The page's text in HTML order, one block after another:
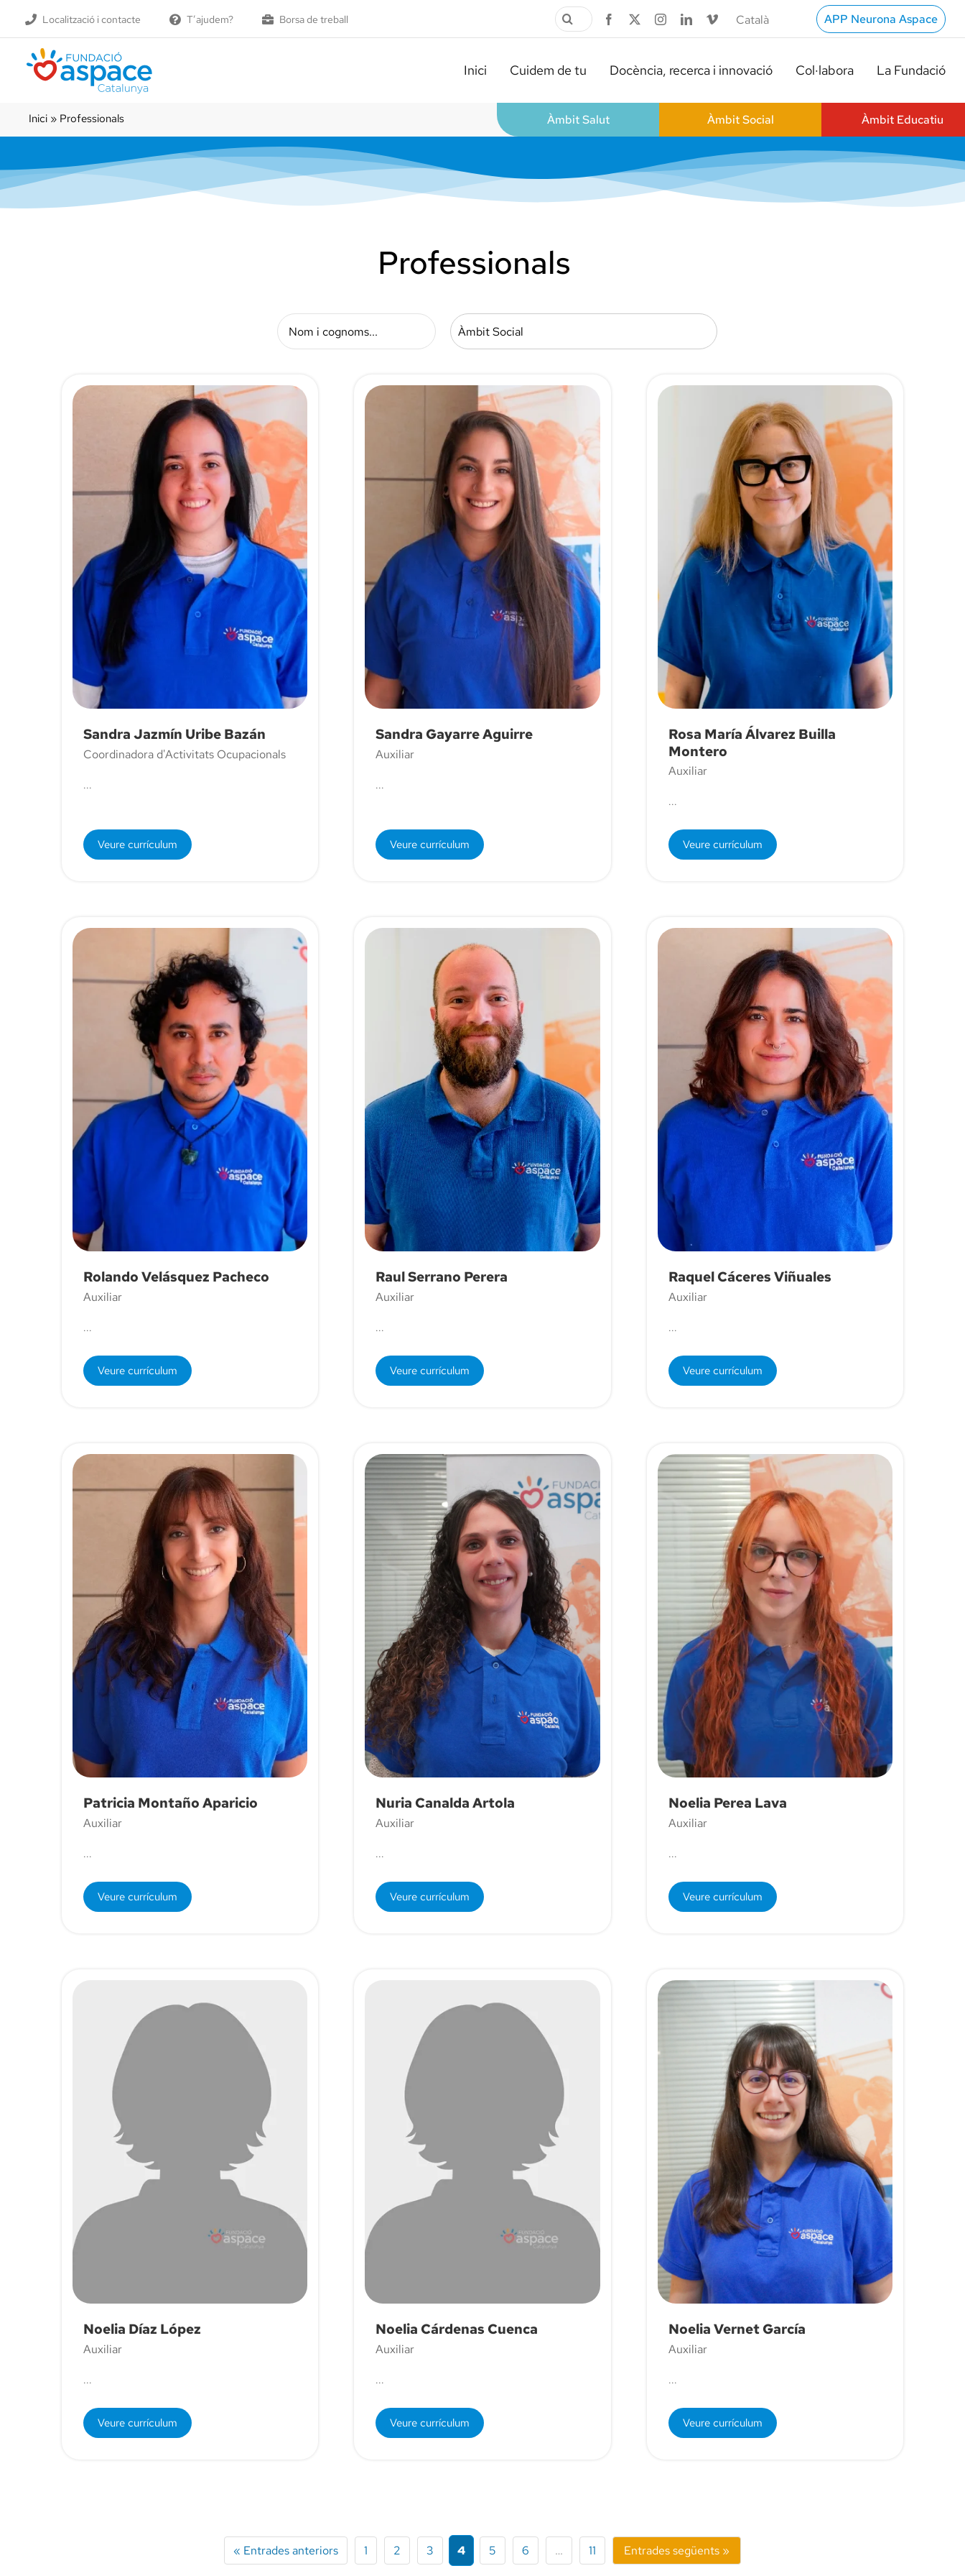
Localització i contacte T’ajudem? Borsa de treball
Cerca
…
APP Neurona Aspace
Inici Cuidem de tu Docència, recerca i innovació Col·labora La Fundació
Inici » Professionals Àmbit Salut Àmbit Social Àmbit Educatiu
Professionals
Sandra Jazmín Uribe Bazán
Coordinadora d'Activitats Ocupacionals
...
Veure currículum
Sandra Gayarre Aguirre
Auxiliar
...
Veure currículum
Rosa María Álvarez Builla
Montero
Auxiliar
...
Veure currículum
Rolando Velásquez Pacheco
Auxiliar
...
Veure currículum
Raul Serrano Perera
Auxiliar
...
Veure currículum
Raquel Cáceres Viñuales
Auxiliar
...
Veure currículum
Patricia Montaño Aparicio
Auxiliar
...
Veure currículum
Nuria Canalda Artola
Auxiliar
...
Veure currículum
Noelia Perea Lava
Auxiliar
...
Veure currículum
Noelia Díaz López
Auxiliar
...
Veure currículum
Noelia Cárdenas Cuenca
Auxiliar
...
Veure currículum
Noelia Vernet García
Auxiliar
...
Veure currículum
« Entrades anteriors 1 2 3 4 5 6 … 11 Entrades següents »